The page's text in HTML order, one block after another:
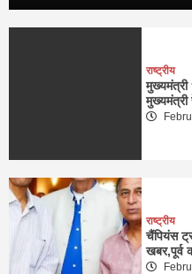
राष्ट्रीय
मुख्यमंत्री
मुख्यमंत्री
राष्ट्रीय
चैंपियंस
खबर,पूर्व